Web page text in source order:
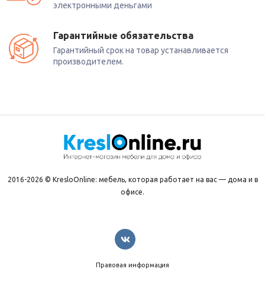
электронными деньгами
Гарантийные обязательства
Гарантийный срок на товар устанавливается
производителем.
2016-2026 © KresloOnline: мебель, которая работает на вас — дома и в
офисе.
Правовая информация